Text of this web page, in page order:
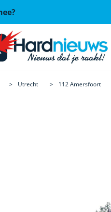
Utrecht 112 Amersfoort